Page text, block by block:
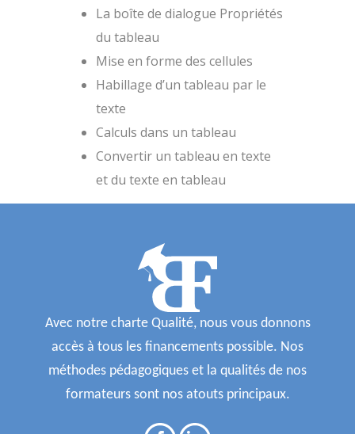
La boîte de dialogue Propriétés
du tableau
Mise en forme des cellules
Habillage d’un tableau par le
texte
Calculs dans un tableau
Convertir un tableau en texte
et du texte en tableau
Avec notre charte Qualité, nous vous donnons
accès à tous les financements possible. Nos
méthodes pédagogiques et la qualités de nos
formateurs sont nos atouts principaux.